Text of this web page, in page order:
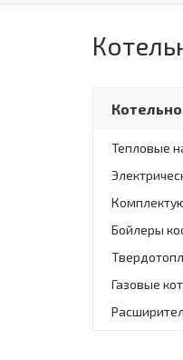
Тепловые
Бойлеры
Газовые